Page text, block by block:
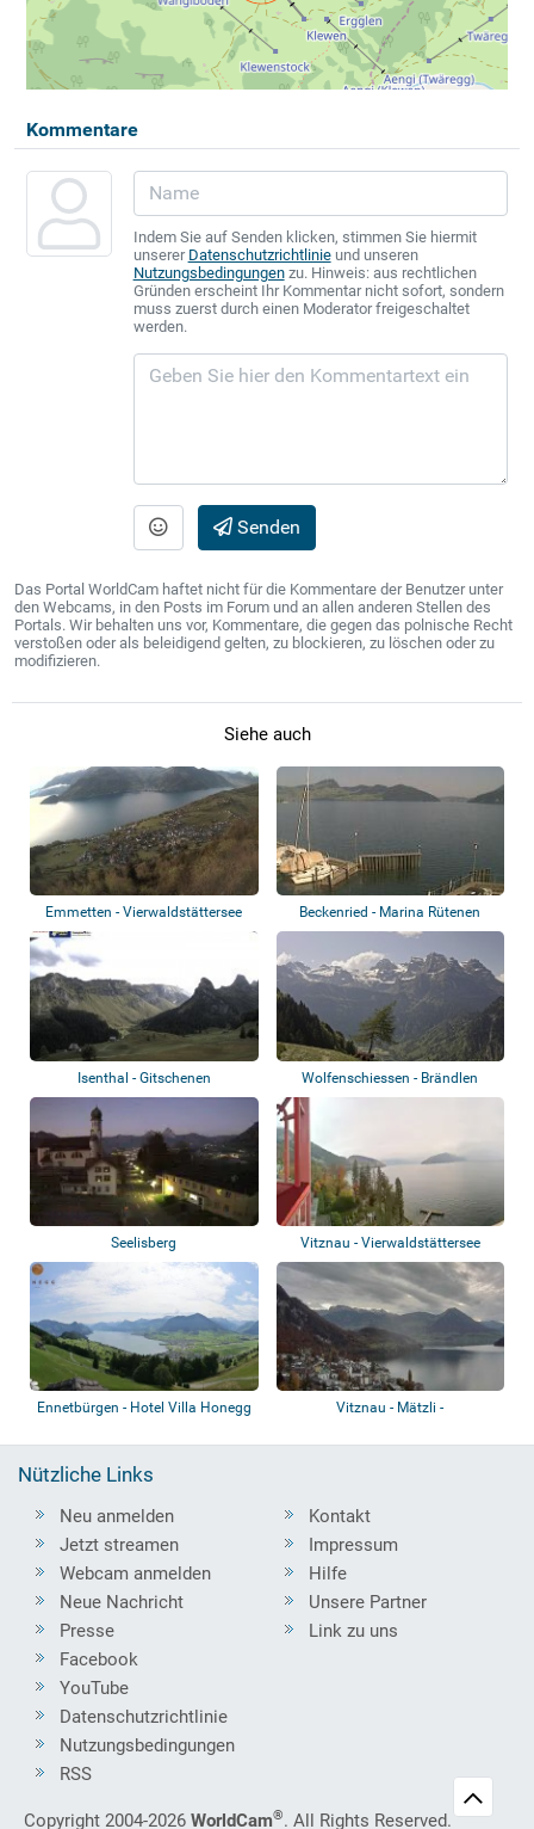
Kommentare
Indem Sie auf Senden klicken, stimmen Sie hiermit
unserer Datenschutzrichtlinieund unseren
Nutzungsbedingungenzu. Hinweis: aus rechtlichen
Gründen erscheint Ihr Kommentar nicht sofort, sondern
muss zuerst durch einen Moderator freigeschaltet
werden.
Senden
Das Portal WorldCam haftet nicht für die Kommentare der Benutzer unter
den Webcams, in den Posts im Forum und an allen anderen Stellen des
Portals. Wir behalten uns vor, Kommentare, die gegen das polnische Recht
verstoßen oder als beleidigend gelten, zu blockieren, zu löschen oder zu
modifizieren.
Siehe auch
Emmetten - Vierwaldstättersee Beckenried - Marina Rütenen
Isenthal - Gitschenen Wolfenschiessen - Brändlen
Seelisberg Vitznau - Vierwaldstättersee
Ennetbürgen - Hotel Villa Honegg
Vitznau - Mätzli -
Nützliche Links
Neu anmelden
Jetzt streamen
Webcam anmelden
Neue Nachricht
Presse
Kontakt
Impressum
Hilfe
Unsere Partner
Link zu uns
Facebook
YouTube
Datenschutzrichtlinie
Nutzungsbedingungen
RSS
Copyright 2004-2026 WorldCam®. All Rights Reserved.